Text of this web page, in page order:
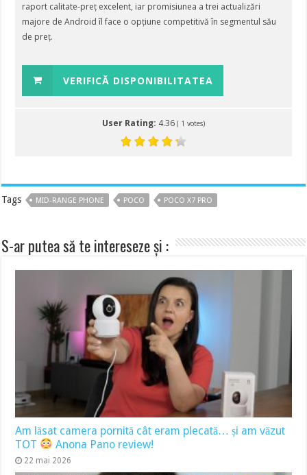
raport calitate-preț excelent, iar promisiunea a trei actualizări
majore de Android îl face o opțiune competitivă în segmentul său
de preț.
VERIFICĂ DISPONIBILITATEA
User Rating: 4.36 ( 1 votes)
Tags MID-RANGE PHONE POCO POCO X7 PRO
S-ar putea să te intereseze și :
Am lăsat camera pornită cât eram plecată… și am văzut
TOT
Anona Pano review!
22 mai 2026